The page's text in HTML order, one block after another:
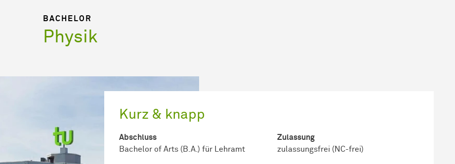
BACHELOR
Physik
Kurz & knapp
Abschluss
Bachelor of Arts (B.A.) für Lehramt
Zulassung
zulassungsfrei (NC-frei)